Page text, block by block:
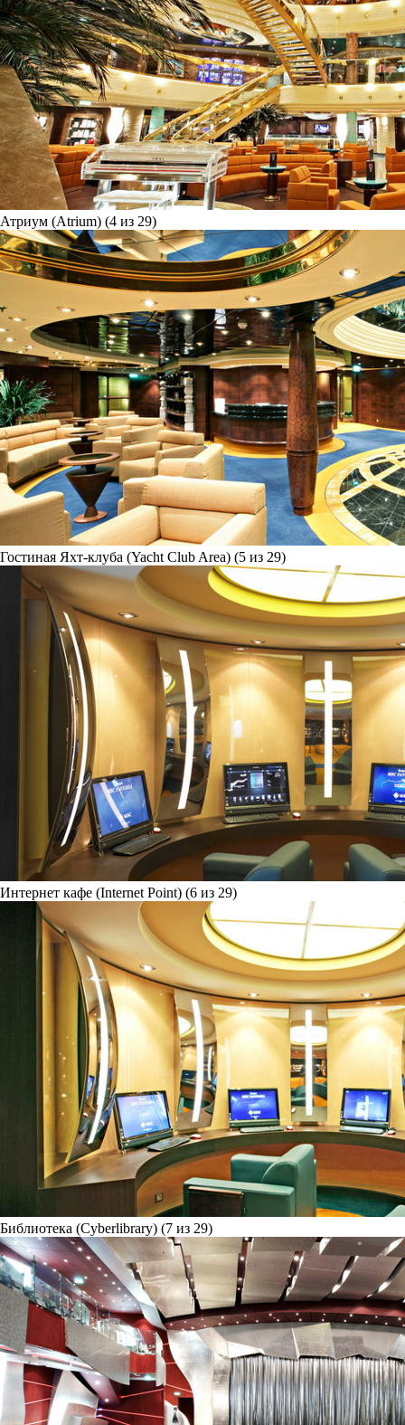
Атриум (Atrium) (4 из 29)
Гостиная Яхт-клуба (Yacht Club Area) (5 из 29)
Интернет кафе (Internet Point) (6 из 29)
Библиотека (Cyberlibrary) (7 из 29)